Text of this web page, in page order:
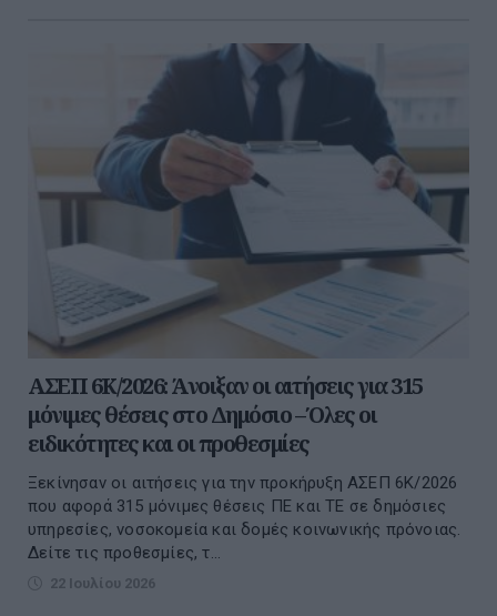
ΑΣΕΠ 6Κ/2026: Άνοιξαν οι αιτήσεις για 315
μόνιμες θέσεις στο Δημόσιο – Όλες οι
ειδικότητες και οι προθεσμίες
Ξεκίνησαν οι αιτήσεις για την προκήρυξη ΑΣΕΠ 6Κ/2026
που αφορά 315 μόνιμες θέσεις ΠΕ και ΤΕ σε δημόσιες
υπηρεσίες, νοσοκομεία και δομές κοινωνικής πρόνοιας.
Δείτε τις προθεσμίες, τ...
22 Ιουλίου 2026